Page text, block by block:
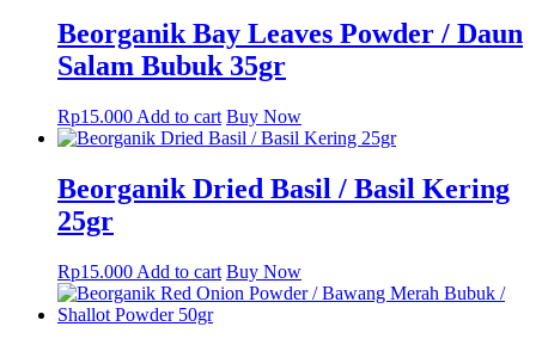
Beorganik Bay Leaves Powder / Daun
Salam Bubuk 35gr
Rp15.000 Add to cart Buy Now
Beorganik Dried Basil / Basil Kering
25gr
Rp15.000 Add to cart Buy Now